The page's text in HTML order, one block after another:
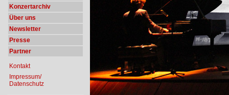
Konzertarchiv
Über uns
Newsletter
Presse
Partner
Kontakt
Impressum/
Datenschutz